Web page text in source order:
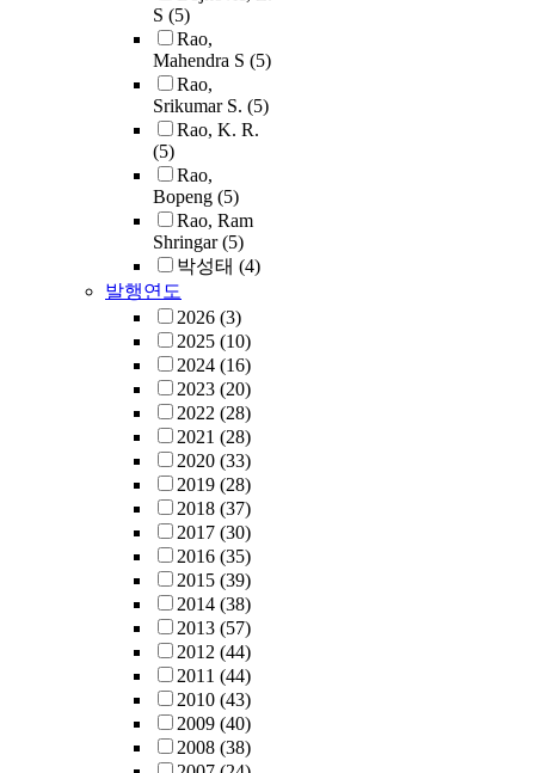
S (5)
Rao,
Mahendra S (5)
Rao,
Srikumar S. (5)
Rao, K. R.
(5)
Rao,
Bopeng (5)
Rao, Ram
Shringar(5)
박성태 (4)
발행연도
2026 (3)
2025 (10)
2024 (16)
2023 (20)
2022 (28)
2021 (28)
2020 (33)
2019 (28)
2018 (37)
2017 (30)
2016 (35)
2015 (39)
2014 (38)
2013 (57)
2012 (44)
2011 (44)
2010 (43)
2009 (40)
2008 (38)